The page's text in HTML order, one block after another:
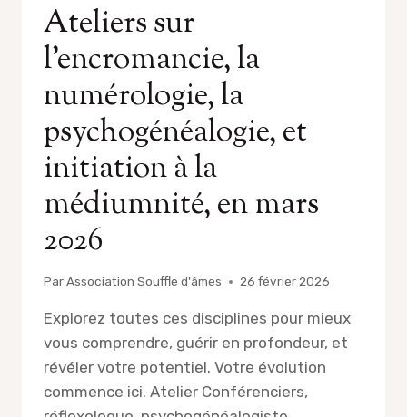
Ateliers sur
l’encromancie, la
numérologie, la
psychogénéalogie, et
initiation à la
médiumnité, en mars
2026
ParAssociation Souffle d'âmes 26 février 2026
Explorez toutes ces disciplines pour mieux
vous comprendre, guérir en profondeur, et
révéler votre potentiel. Votre évolution
commence ici. Atelier Conférenciers,